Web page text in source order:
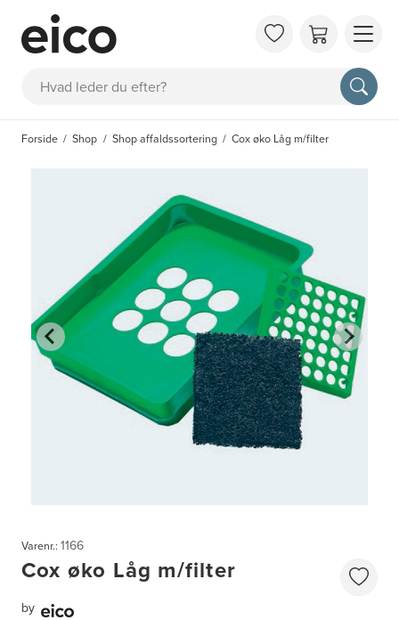
Søg
OM
FAQ
Forside Shop Shop affaldssortering Cox øko Låg m/filter
Varenr.: 1166
Cox øko Låg m/filter
by